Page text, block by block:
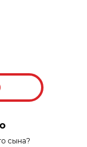
сына?